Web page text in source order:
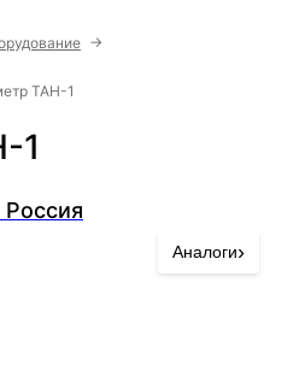
→
ТАН-1
1
Аналоги›